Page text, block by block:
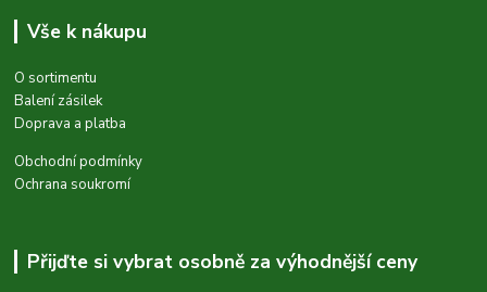
Vše k nákupu
O sortimentu
Balení zásilek
Doprava a platba
Obchodní podmínky
Ochrana soukromí
Přijďte si vybrat osobně za výhodnější ceny